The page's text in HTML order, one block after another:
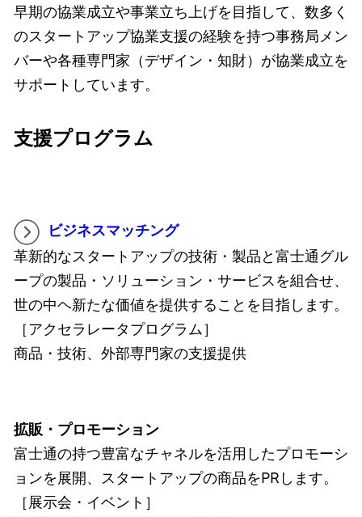
早期の協業成立や事業立ち上げを目指して、数多く
のスタートアップ協業支援の経験を持つ事務局メン
バーや各種専門家（デザイン・知財）が協業成立を
サポートしています。
支援プログラム
ビジネスマッチング
革新的なスタートアップの技術・製品と富士通グル
ープの製品・ソリューション・サービスを組合せ、
世の中ヘ新たな価値を提供することを目指します。
［アクセラレータプログラム］
商品・技術、外部専門家の支援提供
拡販・プロモーション
富士通の持つ豊富なチャネルを活用したプロモーシ
ョンを展開、スタートアップの商品をPRします。
［展示会・イベント］